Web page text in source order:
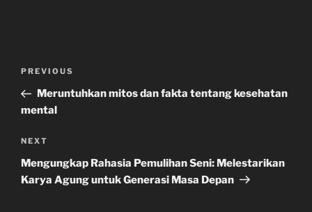
Previous
Post
PREVIOUS
Meruntuhkan mitos dan fakta tentang kesehatan
mental
Next
Post
NEXT
Mengungkap Rahasia Pemulihan Seni: Melestarikan
Karya Agung untuk Generasi Masa Depan